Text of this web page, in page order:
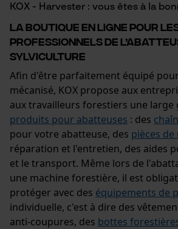
KOX - Harvester : vous êtes à la
La boutique en ligne pour
professionnels de
sylviculture
Afin d'être parfaitement équipé
mécanisé, KOX propose aux
aux travailleurs forestiers une large
produits pour abatteuses : des
pour votre abatteuse, des pièces
réparation et l'entretien, des aides
et le transport. Même lors de
une machine forestière, il est
protéger avec des équipements de
individuelle, c'est à dire des
anti-coupures, des bottes
Google Global Site Tag
Microsoft Advertising
Survicate